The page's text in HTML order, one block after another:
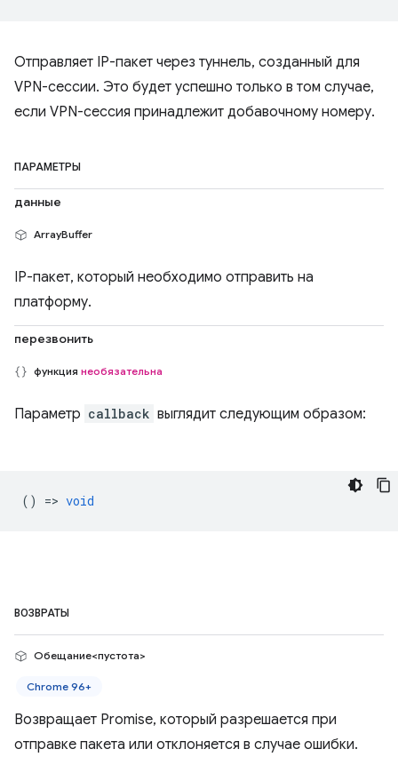
Отправляет IP-пакет через туннель, созданный для
VPN-сессии. Это будет успешно только в том случае,
если VPN-сессия принадлежит добавочному номеру.
ПАРАМЕТРЫ
данные
ArrayBuffer
IP-пакет, который необходимо отправить на
платформу.
перезвонить
функция необязательна
Параметр callback выглядит следующим образом:
() => void
ВОЗВРАТЫ
Обещание<пустота>
Chrome 96+
Возвращает Promise, который разрешается при
отправке пакета или отклоняется в случае ошибки.